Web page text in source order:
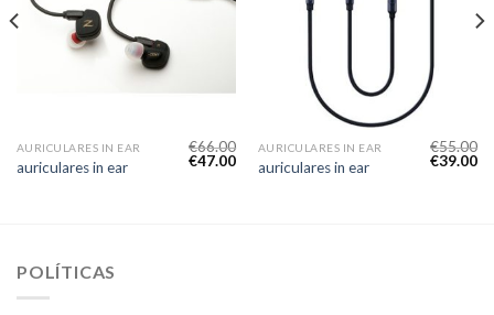
AURICULARES IN EAR
auriculares in ear
€66.00
€47.00
AURICULARES IN EAR
auriculares in ear
€55.00
€39.00
POLÍTICAS